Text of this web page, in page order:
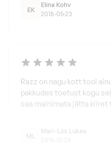
EK
Elina Kohv
2018-05-23
Razz on nagu kott tool
pakkudes toetust kogu
saa mainimata jätta kiiret
ML
Mari-Liis Lukas